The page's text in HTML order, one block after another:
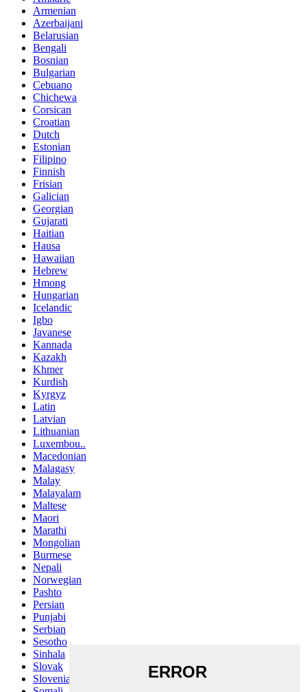
Armenian
Azerbaijani
Belarusian
Bengali
Bosnian
Bulgarian
Cebuano
Chichewa
Corsican
Croatian
Dutch
Estonian
Filipino
Finnish
Frisian
Galician
Georgian
Gujarati
Haitian
Hausa
Hawaiian
Hebrew
Hmong
Hungarian
Icelandic
Igbo
Javanese
Kannada
Kazakh
Khmer
Kurdish
Kyrgyz
Latin
Latvian
Lithuanian
Luxembou..
Macedonian
Malagasy
Malay
Malayalam
Maltese
Maori
Marathi
Mongolian
Burmese
Nepali
Norwegian
Pashto
Persian
Punjabi
Serbian
Sesotho
Sinhala
Slovak
Slovenian